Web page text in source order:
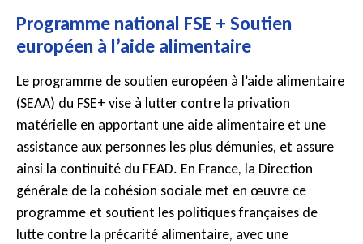
Programme national FSE + Soutien
européen à l’aide alimentaire
Le programme de soutien européen à l’aide alimentaire
(SEAA) du FSE+ vise à lutter contre la privation
matérielle en apportant une aide alimentaire et une
assistance aux personnes les plus démunies, et assure
ainsi la continuité du FEAD. En France, la Direction
générale de la cohésion sociale met en œuvre ce
programme et soutient les politiques françaises de
lutte contre la précarité alimentaire, avec une